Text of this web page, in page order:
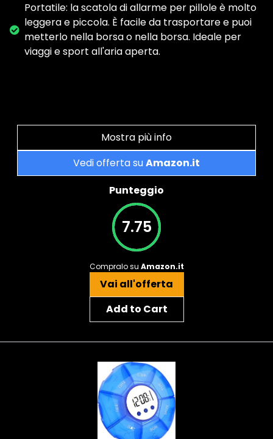
Portatile: la scatola di allarme per pillole è molto
leggera e piccola. È facile da trasportare e puoi
metterlo nella borsa o nella borsa. Ideale per
viaggi e sport all'aria aperta.
Mostra più info
Vedi offerta suAmazon.it
Punteggio
7.75
Compralo su Amazon.it
Vai all'offerta
Add to Cart